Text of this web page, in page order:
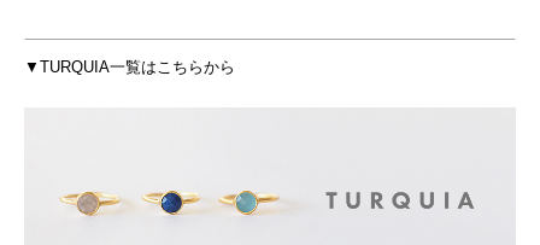
▼TURQUIA一覧はこちらから